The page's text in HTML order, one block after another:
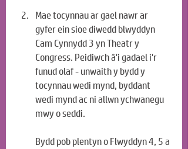
Mae tocynnau ar gael nawr ar
gyfer ein sioe diwedd blwyddyn
Cam Cynnydd 3 yn Theatr y
Congress. Peidiwch â'i gadael i'r
funud olaf - unwaith y bydd y
tocynnau wedi mynd, byddant
wedi mynd ac ni allwn ychwanegu
mwy o seddi.
Bydd pob plentyn o Flwyddyn 4, 5 a